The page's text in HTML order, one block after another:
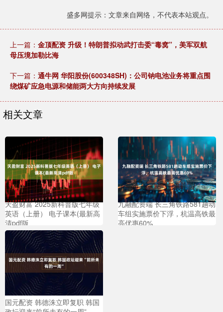
盛多网提示：文章来自网络，不代表本站观点。
上一篇： 金顶配资 升级！特朗普拟动武打击委“毒窝”，美军双航
母压境加勒比海
下一篇： 通牛网 华阳股份(600348SH)：公司钠电池业务将重点围
绕煤矿应急电源和储能两大方向持续发展
相关文章
天盈财富 2025新科普版七年级
英语（上册） 电子课本(最新高
清pdf版
九融配资端 长三角铁路581趟动
车组实施票价下浮，杭温高铁最
高优惠60%
国元配资 韩德洙立即复职 韩国